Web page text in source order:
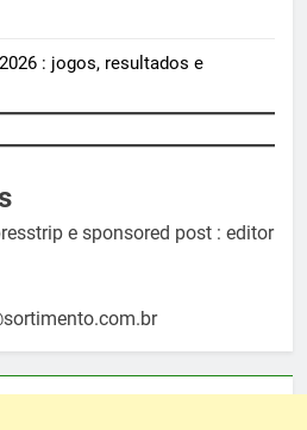
: jogos, resultados e
e sponsored post : editor